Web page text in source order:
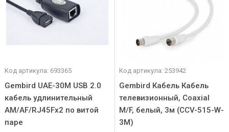
Код артикула: 693365
Gembird UAE-30M USB 2.0
кабель удлинительный
AM/AF/RJ45Fx2 по витой
паре
Код артикула: 253942
Gembird Кабель Кабель
телевизионный, Coaxial
M/F, белый, 3м (CCV-515-W-
3M)